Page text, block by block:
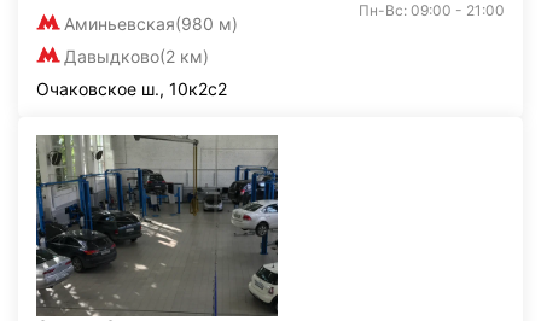
Аминьевская(980 м)
Давыдково(2 км)
Пн-Вс: 09:00 - 21:00
Очаковское ш., 10к2с2